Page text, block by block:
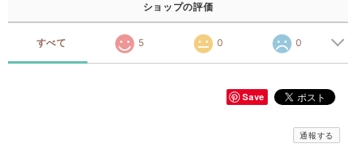
ショップの評価
すべて 5 0 0
Save
通報する